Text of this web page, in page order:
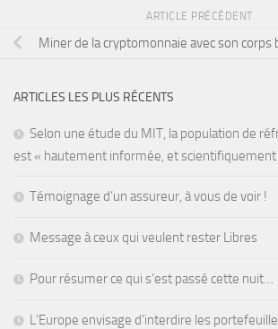
ARTICLE PRÉCÉDENT
Miner de la cryptomonnaie avec son corps
ARTICLES LES PLUS RÉCENTS
Selon une étude du MIT, la population de
est « hautement informée, et
Témoignage d’un assureur, à vous de voir !
Message à ceux qui veulent rester Libres
Pour résumer ce qui s’est passé cette nuit…
L’Europe envisage d’interdire les